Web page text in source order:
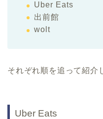
Uber Eats
出前館
wolt
それぞれ順を追って紹介
Uber Eats